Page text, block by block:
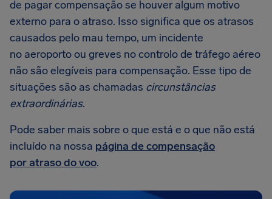
de pagar compensação se houver algum motivo
externo para o atraso. Isso significa que os atrasos
causados pelo mau tempo, um incidente
no aeroporto ou greves no controlo de tráfego aéreo
não são elegíveis para compensação. Esse tipo de
situações são as chamadas circunstâncias
extraordinárias.
Pode saber mais sobre o que está e o que não está
incluído na nossa página de compensação
por atraso do voo.